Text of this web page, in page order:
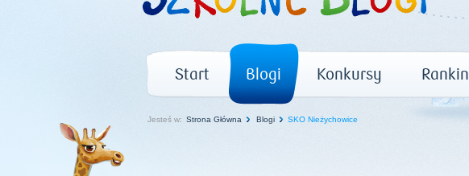
Start Blogi Konkursy
Jesteś w: Strona Główna Blogi SKO Nieżychowice